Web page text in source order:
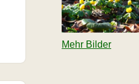
Mehr Bilder